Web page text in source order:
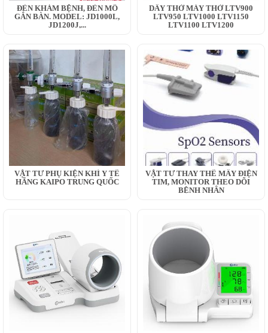
ĐÈN KHÁM BỆNH, ĐÈN MỔ
GẮN BÀN. MODEL: JD1000L,
JD1200J,...
DÂY THỞ MÁY THỞ LTV900
LTV950 LTV1000 LTV1150
LTV1100 LTV1200
VẬT TƯ PHỤ KIỆN KHÍ Y TẾ
HÃNG KAIPO TRUNG QUỐC
VẬT TƯ THAY THẾ MÂY ĐIỆN
TIM, MONITOR THEO DÕI
BỆNH NHÂN